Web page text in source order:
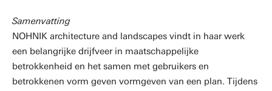
Samenvatting
NOHNIK architecture and landscapes vindt in haar werk
een belangrijke drijfveer in maatschappelijke
betrokkenheid en het samen met gebruikers en
betrokkenen vorm geven vormgeven van een plan. Tijdens